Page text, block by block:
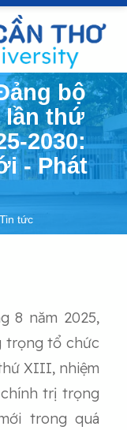
bộ
lần thứ
2030:
- Phát
Tin tức
8 năm 2025,
trọng tổ chức
XIII, nhiệm
trị trọng
trong quá